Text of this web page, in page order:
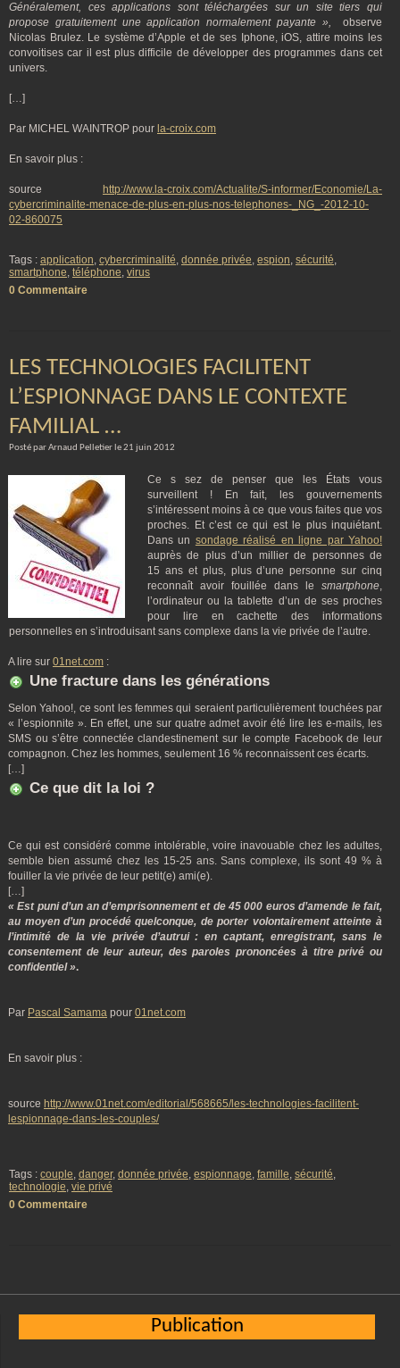
Généralement, ces applications sont téléchargées sur un site tiers qui
propose gratuitement une application normalement payante », observe
Nicolas Brulez. Le système d’Apple et de ses Iphone, iOS, attire moins les
convoitises car il est plus difficile de développer des programmes dans cet
univers.
[…]
Par MICHEL WAINTROP pour la-croix.com
En savoir plus :
source
http://www.la-croix.com/Actualite/S-informer/Economie/La-
cybercriminalite-menace-de-plus-en-plus-nos-telephones-_NG_-2012-10-
02-860075
Tags : application, cybercriminalité, donnée privée, espion, sécurité,
smartphone, téléphone, virus
0 Commentaire
LES TECHNOLOGIES FACILITENT
L’ESPIONNAGE DANS LE CONTEXTE
FAMILIAL …
Posté par Arnaud Pelletier le 21 juin 2012
Ce s sez de penser que les États vous
surveillent ! En fait, les gouvernements
s’intéressent moins à ce que vous faites que vos
proches. Et c’est ce qui est le plus inquiétant.
Dans un sondage réalisé en ligne par Yahoo!
auprès de plus d’un millier de personnes de
15 ans et plus, plus d’une personne sur cinq
reconnaît avoir fouillée dans le smartphone,
l’ordinateur ou la tablette d’un de ses proches
pour lire en cachette des informations
personnelles en s’introduisant sans complexe dans la vie privée de l’autre.
A lire sur 01net.com :
Une fracture dans les générations
Selon Yahoo!, ce sont les femmes qui seraient particulièrement touchées par
« l’espionnite ». En effet, une sur quatre admet avoir été lire les e-mails, les
SMS ou s’être connectée clandestinement sur le compte Facebook de leur
compagnon. Chez les hommes, seulement 16 % reconnaissent ces écarts.
[…]
Ce que dit la loi ?
Ce qui est considéré comme intolérable, voire inavouable chez les adultes,
semble bien assumé chez les 15-25 ans. Sans complexe, ils sont 49 % à
fouiller la vie privée de leur petit(e) ami(e).
[…]
« Est puni d’un an d’emprisonnement et de 45 000 euros d’amende le fait,
au moyen d’un procédé quelconque, de porter volontairement atteinte à
l’intimité de la vie privée d’autrui : en captant, enregistrant, sans le
consentement de leur auteur, des paroles prononcées à titre privé ou
confidentiel ».
Par Pascal Samama pour 01net.com
En savoir plus :
source http://www.01net.com/editorial/568665/les-technologies-facilitent-
lespionnage-dans-les-couples/
Tags : couple, danger, donnée privée, espionnage, famille, sécurité,
technologie, vie privé
0 Commentaire
Publication